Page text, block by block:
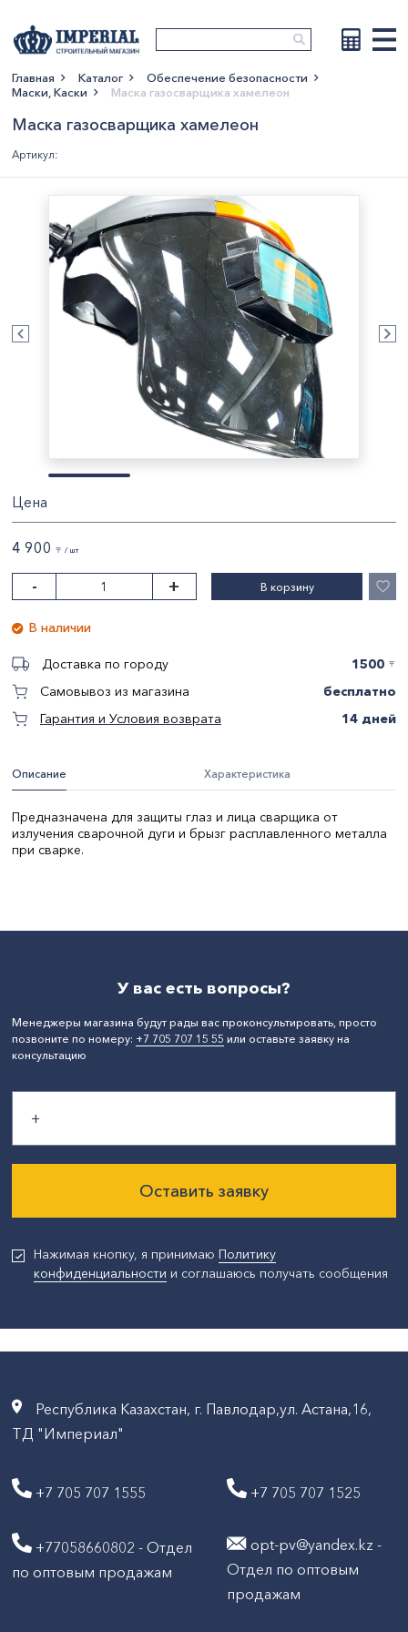
Главная Каталог
Обеспечение безопасности
Маски, Каски
Маска газосварщика хамелеон
Маска газосварщика хамелеон
Артикул:
Описание Характеристика
Предназначена для защиты глаз и лица сварщика от
излучения сварочной дуги и брызг расплавленного металла
при сварке.
Цена
4 900 〒 / шт
- + В корзину
В наличии
Доставка по городу 1500 〒
Самовывоз из магазина
бесплатно
Гарантия и Условия возврата
14 дней
У вас есть вопросы?
Менеджеры магазина будут рады вас проконсультировать, просто
позвоните по номеру: +7 705 707 15 55 или оставьте заявку на
консультацию
Оставить заявку
Нажимая кнопку, я принимаю Политику
конфиденциальности и соглашаюсь получать сообщения
Республика Казахстан, г. Павлодар,ул. Астана,16,
ТД "Империал"
+7 705 707 1555 +7 705 707 1525
+77058660802 - Отдел
по оптовым продажам
opt-pv@yandex.kz -
Отдел по оптовым
продажам